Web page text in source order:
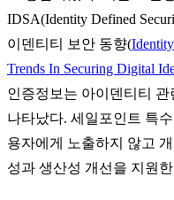
IDSA(Identity Defined
이덴티티 보안 동향(
Trends In Securing Digital
인증정보는 아이덴티티
나타났다. 세일포인트 특
용자에게 노출하지 않고
성과 생산성 개선을 지원